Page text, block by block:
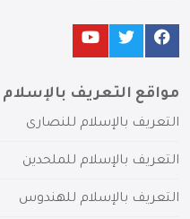
مواقع التعريف بالإسلام
التعريف بالإسلام للنصارى
التعريف بالإسلام للملحدين
التعريف بالإسلام للهندوس